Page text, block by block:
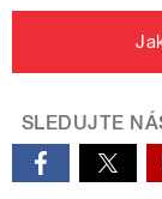
SLEDUJTE